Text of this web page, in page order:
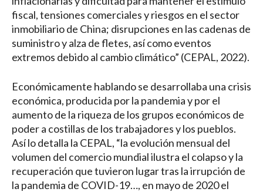
fiscal, tensiones comerciales y riesgos en el sector
inmobiliario de China; disrupciones en las cadenas de
suministro y alza de fletes, así como eventos
extremos debido al cambio climático” (CEPAL, 2022).
Económicamente hablando se desarrollaba una crisis
económica, producida por la pandemia y por el
aumento de la riqueza de los grupos económicos de
poder a costillas de los trabajadores y los pueblos.
Así lo detalla la CEPAL, “la evolución mensual del
volumen del comercio mundial ilustra el colapso y la
recuperación que tuvieron lugar tras la irrupción de
la pandemia de COVID-19…, en mayo de 2020 el